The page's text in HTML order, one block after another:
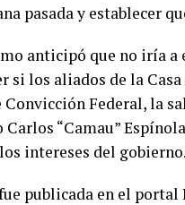
pasada y establecer
anticipó que no iría a
si los aliados de la
Convicción Federal, la
“Camau”
intereses del gobierno.
publicada en el